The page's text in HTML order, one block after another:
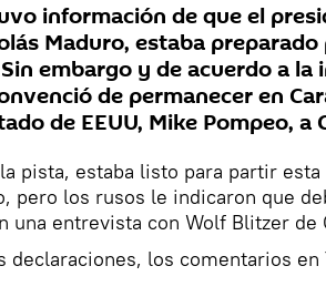
información de que el
Maduro, estaba preparado
embargo y de acuerdo a la
de permanecer en
de EEUU, Mike Pompeo, a
pista, estaba listo para partir
pero los rusos le indicaron que
una entrevista con Wolf Blitzer de
declaraciones, los comentarios